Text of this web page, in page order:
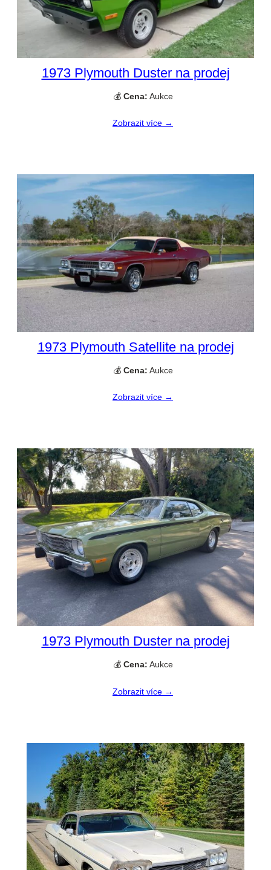
1973 Plymouth Duster na prodej
💰 Cena: Aukce
Zobrazit více →
1973 Plymouth Satellite na prodej
💰 Cena: Aukce
Zobrazit více →
1973 Plymouth Duster na prodej
💰 Cena: Aukce
Zobrazit více →